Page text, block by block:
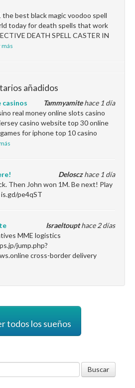
best black magic voodoo spell
today for death spells that work
DEATH SPELL CASTER IN
añadidos
Tammyamitehace 1 día
casinos
real money online slots casino
casino website top 30 online
for iphone top 10 casino
Delosczhace 1 día
Then John won 1M. Be next! Play
pe4qST
Israeltoupthace 2 días
MME logistics
jump.php?
cross-border delivery
todos los sueños